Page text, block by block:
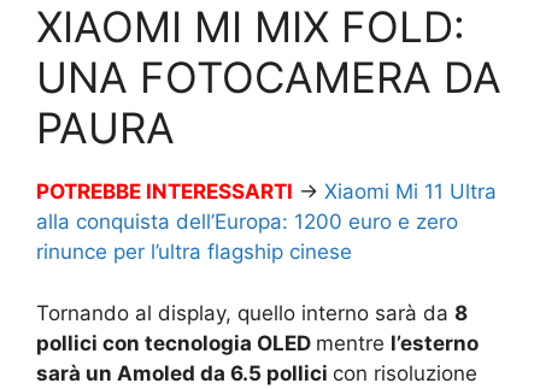
XIAOMI MI MIX FOLD:
UNA FOTOCAMERA DA
PAURA
POTREBBE INTERESSARTI → Xiaomi Mi 11 Ultra
alla conquista dell’Europa: 1200 euro e zero
rinunce per l’ultra flagship cinese
Tornando al display, quello interno sarà da 8
pollici con tecnologia OLED mentre l’esterno
sarà un Amoled da 6.5 pollici con risoluzione